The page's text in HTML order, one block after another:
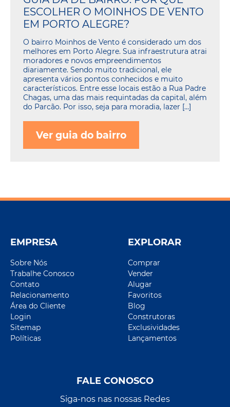
ESCOLHER O MOINHOS DE VENTO
EM PORTO ALEGRE?
O bairro Moinhos de Vento é considerado um dos
melhores em Porto Alegre. Sua infraestrutura atrai
moradores e novos empreendimentos
diariamente. Sendo muito tradicional, ele
apresenta vários pontos conhecidos e muito
característicos. Entre esse locais estão a Rua Padre
Chagas, uma das mais requintadas da capital, além
do Parcão. Por isso, seja para moradia, lazer […]
Ver guia do bairro
EMPRESA
Sobre Nós
Trabalhe Conosco
Contato
Relacionamento
Área do Cliente
Login
Sitemap
Políticas
EXPLORAR
Comprar
Vender
Alugar
Favoritos
Blog
Construtoras
Exclusividades
Lançamentos
FALE CONOSCO
Siga-nos nas nossas Redes